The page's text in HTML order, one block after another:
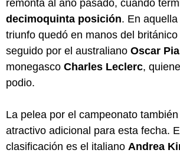
remonta al año pasado, cuando
decimoquinta posición. En
triunfo quedó en manos del británico
seguido por el australiano Oscar
monegasco Charles Leclerc,
podio.
La pelea por el campeonato
atractivo adicional para esta fecha.
clasificación es el italiano Andrea